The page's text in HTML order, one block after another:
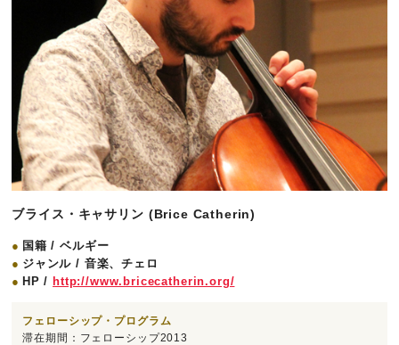
ブライス・キャサリン (Brice Catherin)
国籍 / ベルギー
ジャンル / 音楽、チェロ
HP / http://www.bricecatherin.org/
フェローシップ・プログラム
滞在期間：フェローシップ2013